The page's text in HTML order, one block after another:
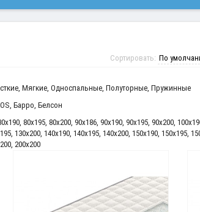
Сортировать:
, Мягкие, Односпальные, Полуторные, Пружинные
, Барро, Белсон
, 80x195, 80x200, 90x186, 90x190, 90x195, 90x200,
, 130x200, 140x190, 140x195, 140x200, 150x190, 150x195,
, 200x200